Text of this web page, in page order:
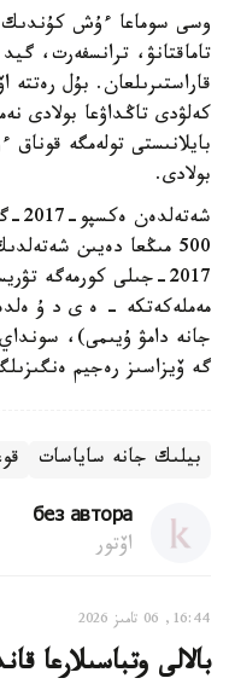
وسى سوماعا ءۇش كۇندىك
تاماقتانۋ، ترانسفەرت،
قاراستىرىلعان. بۇل رەتتە
كەلۋدى تاڭداۋعا بولادى
بايلانىستى تولەمگە قوناق
بولادى.
500 مىڭعا دەيىن
مەملەكەتكە - ە ى د ۇ
جانە دامۋ ۇيىمى)،
گە ۆيزاسىز رەجيم
بيلىك جانە ساياسات
без автора
اۆتور
16:44, 06 تامىز 2026
بالالى وتباسىلارعا